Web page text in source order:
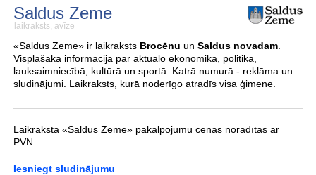
Saldus Zeme
laikraksts, avīze
«Saldus Zeme» ir laikraksts Brocēnu un Saldus novadam.
Visplašākā informācija par aktuālo ekonomikā, politikā,
lauksaimniecībā, kultūrā un sportā. Katrā numurā - reklāma un
sludinājumi. Laikraksts, kurā noderīgo atradīs visa ģimene.
Laikraksta «Saldus Zeme» pakalpojumu cenas norādītas ar
PVN.
Iesniegt sludinājumu